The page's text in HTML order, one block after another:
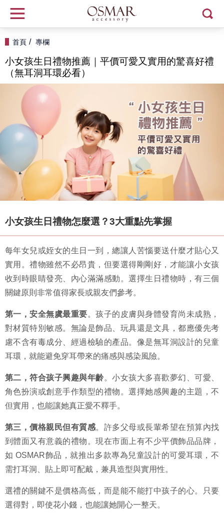
首頁 專欄
小女孩生日禮物推薦｜平價可愛又實用的驚喜好禮
（無耳洞耳環必看）
小女孩生日禮物怎麼選？3大重點先掌握
每年女兒或姪女的生日一到，總讓人苦惱要送什麼才貼心又
實用。禮物雖然不必昂貴，但要選得剛剛好，才能讓小女孩
收到時眼睛發亮、內心滿滿感動。選擇生日禮物時，有三個
關鍵原則非常值得家長或親友們參考。
第一，安全無虞最重要。孩子的皮膚與身體發育尚未成熟，
對材質特別敏感。無論是飾品、玩具還是文具，都應優先考
慮不含有毒成分、經過檢驗的產品。像是無耳洞設計的兒童
耳環，就能避免穿耳帶來的痛感與感染風險。
第二，符合孩子興趣與年齡。小女孩大多喜歡夢幻、可愛、
角色扮演或創意手作類型的禮物。選擇她感興趣的主題，不
但實用，也能讓她真正愛不釋手。
第三，價格親民但有質感。許多父母或長輩希望在預算內找
到體面又有意義的禮物。現在市面上有不少平價飾品品牌，
如 OSMAR飾品，就推出多款專為兒童設計的可愛耳環，不
需打耳洞、貼上即可配戴，兼具造型與實用性。
選禮的關鍵不是價格高低，而是能不能打中孩子的心。只要
選得對，即使花小錢，也能讓她開心一整天。